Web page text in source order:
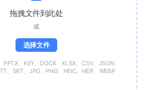
拖拽文件到此处
或
选择文件
PPTX、KEY、DOCX、XLSX、CSV、JSON、
、SRT、JPG、PNG、HEIC、HEIF、WEBP